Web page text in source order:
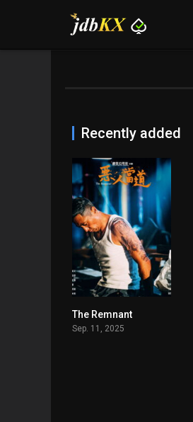
Recently added
The Remnant
Sep. 11, 2025